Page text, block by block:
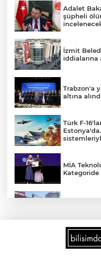
Adalet
şüpheli
İzmit
iddialarına
Trabzon'a
altına
Türk F-
MİA
Kategoride
6 milyon
aylığı